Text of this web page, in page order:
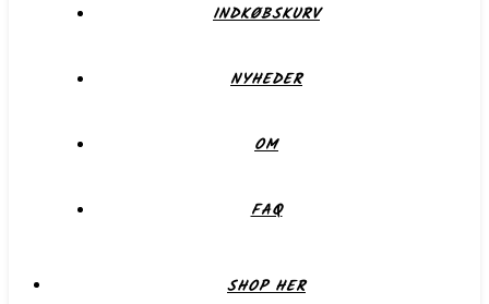
INDKØBSKURV
NYHEDER
OM
FAQ
SHOP HER